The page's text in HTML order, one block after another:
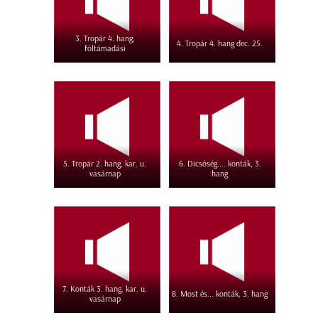
3. Tropár 4. hang,
föltámadási
4. Tropár 4. hang dec. 25.
5. Tropár 2. hang, kar. u.
vasárnap
6. Dicsőség.... konták, 3.
hang
7. Konták 3. hang, kar. u.
vasárnap
8. Most és... konták, 3. hang